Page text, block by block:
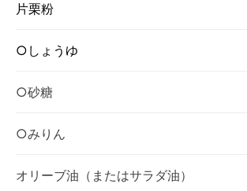
片栗粉
○しょうゆ
○砂糖
○みりん
オリーブ油（またはサラダ油）